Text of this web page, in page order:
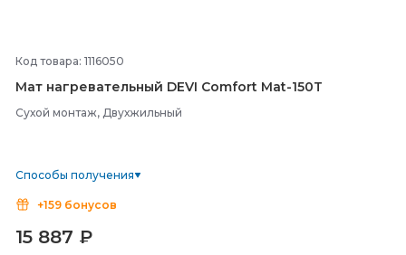
Код товара: 1116050
Мат нагревательный DEVI Comfort Mat-150T
Сухой монтаж, Двухжильный
Способы получения
+159 бонусов
15 887 ₽